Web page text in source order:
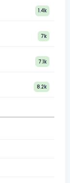
1.4k
7k
7.1k
8.2k